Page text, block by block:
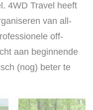
4WD Travel heeft
van all-
off-
aan beginnende
(nog) beter te